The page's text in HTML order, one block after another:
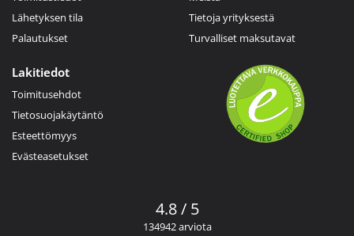
Lähetyksen tila
Palautukset
Tietoja yrityksestä
Turvalliset maksutavat
Lakitiedot
Toimitusehdot
Tietosuojakäytäntö
Esteettömyys
Evästeasetukset
4.8 / 5
134942 arviota